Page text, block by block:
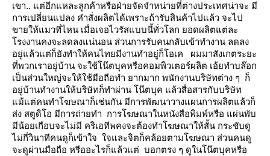
เขา.. ต่อีกแหละลูกค้าหรือฝ่ายจัดจำหน่ายที่ต่างประเทศน่าจะ มี
การเปลี่ยนแปลง คำสั่งผลิตได้เพราะถ้ารับสินค้าไปแล้ว จะไป
ขายให้แมวที่ไหน เมื่อเจอไวรัสแบบนี้ทั่วโลก อดผลิตแต่ละ
รงงานคงจะลดลงแน่นอน ส่วนการรับคนกลับเข้าทำงาน ลดลง
อยู่แล้วแต่ก็ยังทำให้คนไทยมีงานทำอยู่ก็โอเค
ผมมาสังเกตระยะ
ที่พวกเราอยู่บ้าน จะใช้โน๊ตบุคหรือคอมพิวเตอร์ผลิต เอ้ยทำบล๊อก
เป็นส่วนใหญ่จะให้ใช้มือถือทำ ยากมาก พนักงานบริษัทต่าง ๆ ก็
อยู่บ้านทำงานให้บริษัทก็ทำผ่าน โน๊ตบุค แล้วสื่อสารกับบริษัท
ม้แต่คนทำโฆษณาก็เช่นกัน มีการพัฒนาวางแผนการผลิตแล้วก็
ส่ง สตูดิโอ มีการถ่ายทำ การโฆษณาในหนังสือพิมพ์หรือ ผ่นพับ
มีน้อยเกือบจะไม่มี คริเอทีพคงจะต้องทำโฆษณาให้สั้น กระชับดู
ไม่กี่วินาทีคนดูก็เข้าใจ ใจและจิตก็คล้อยตามโฆษณา ส่วนคนดู
จะดูผ่านมือถือ หรืออะไรก็แล้วแต่ บอกตรง ๆ ดูในโน๊ตบุคหรือ